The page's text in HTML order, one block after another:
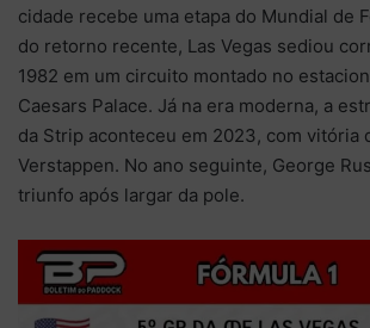
cidade recebe uma etapa do Mundial de
do retorno recente, Las Vegas sediou
1982 em um circuito montado no
Caesars Palace. Já na era moderna, a
da Strip aconteceu em 2023, com vitória
Verstappen. No ano seguinte, George
triunfo após largar da pole.